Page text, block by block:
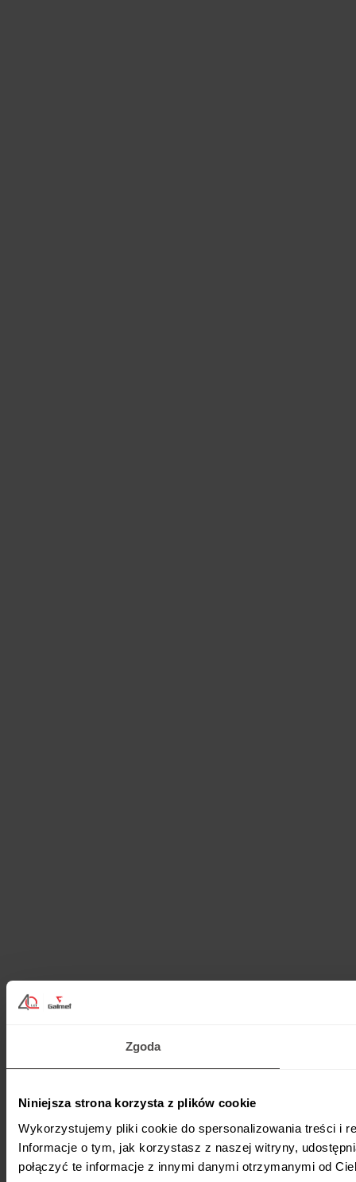
Zgoda
Niniejsza strona korzysta z plików cookie
Wykorzystujemy pliki cookie do spersonalizowania treści i
Informacje o tym, jak korzystasz z naszej witryny,
połączyć te informacje z innymi danymi otrzymanymi od